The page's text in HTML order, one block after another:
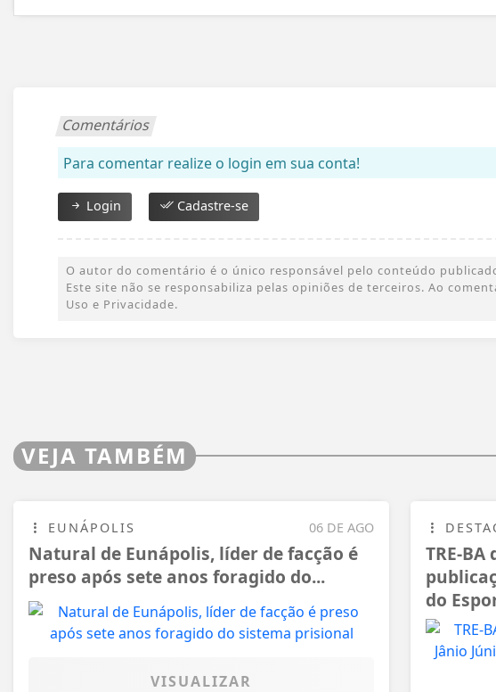
Comentários
Para comentar realize o login em sua conta!
Login Cadastre-se
O autor do comentário é o único responsável pelo conteúdo
Este site não se responsabiliza pelas opiniões de terceiros. Ao
Uso e Privacidade.
VEJA TAMBÉM
06 DE AGO
EUNÁPOLIS
Natural de Eunápolis, líder de facção é
preso após sete anos foragido do...
VISUALIZAR
TRE-
do